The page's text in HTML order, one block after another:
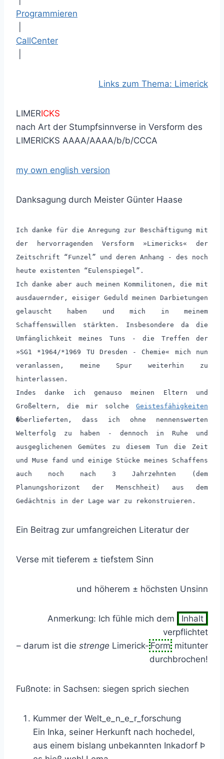
Programmieren
CallCenter
Links zum Thema: Limerick
LIMERICKS
nach Art der Stumpfsinnverse in Versform des
LIMERICKS AAAA/AAAA/b/b/CCCA
my own english version
Danksagung durch Meister Günter Haase
Ich danke für die Anregung zur Beschäftigung mit
der hervorragenden Versform »Limericks« der
Zeitschrift “Funzel” und deren Anhang - des noch
heute existenten “Eulenspiegel”.
Ich danke aber auch meinen Kommilitonen, die mit
ausdauernder, eisiger Geduld meinen Darbietungen
gelauscht haben und mich in meinem
Schaffenswillen stärkten. Insbesondere da die
Umfänglichkeit meines Tuns - die Treffen der
»SG1 *1964/*1969 TU Dresden - Chemie« mich nun
veranlassen, meine Spur weiterhin zu
hinterlassen.
Indes danke ich genauso meinen Eltern und
Großeltern, die mir solche Geistesfähigkeiten
�berlieferten, dass ich ohne nennenswerten
Welterfolg zu haben - dennoch in Ruhe und
ausgeglichenen Gemütes zu diesem Tun die Zeit
und Muse fand und einige Stücke meines Schaffens
auch noch nach 3 Jahrzehnten (dem
Planungshorizont der Menschheit) aus dem
Gedächtnis in der Lage war zu rekonstruieren.
Ein Beitrag zur umfangreichen Literatur der
Verse mit tieferem ± tiefstem Sinn
und höherem ± höchsten Unsinn
Anmerkung: Ich fühle mich dem
Inhalt
verpflichtet
– darum ist die strenge Limerick- Form mitunter
durchbrochen!
Fußnote: in Sachsen: siegen sprich siechen
Kummer der Welt_e_n_e_r_forschung
Ein Inka, seiner Herkunft nach hochedel,
aus einem bislang unbekannten Inkadorf Þ